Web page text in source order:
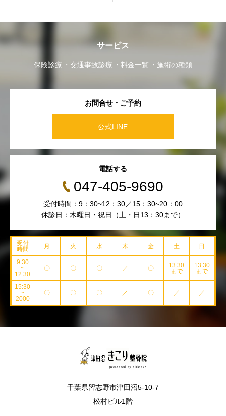
サービス
保険診療 交通事故診療 料金一覧 施術の種類
お問合せ・ご予約
公式LINE
電話する
047-405-9690
受付時間：9：30~12：30／15：30~20：00
休診日：木曜日・祝日（土・日13：30まで）
受付
時間
月 火 水 木 金 土 日
9:30
~
12:30
〇 〇 〇 ／ 〇
13:30
まで
13:30
まで
15:30
~
2000
〇 〇 〇 ／ 〇 ／ ／
千葉県習志野市津田沼5-10-7
松村ビル1階